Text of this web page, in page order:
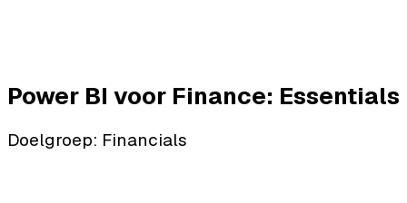
Power BI voor Finance: Essentials
Doelgroep: Financials